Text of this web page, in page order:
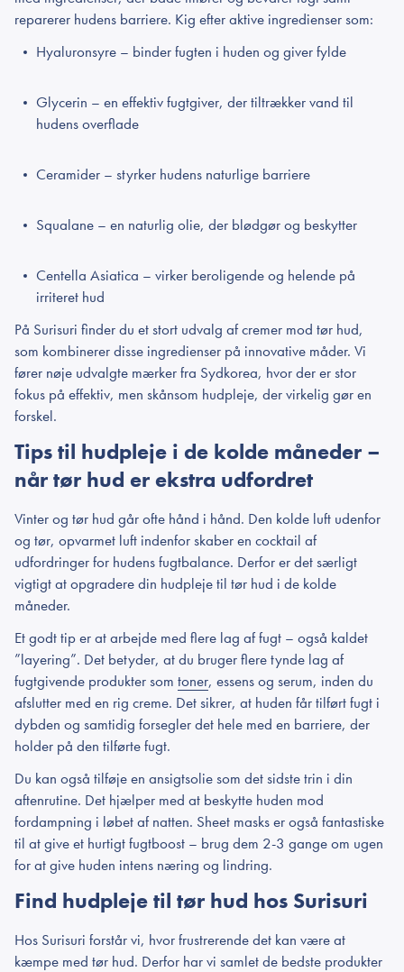
reparerer hudens barriere. Kig efter aktive ingredienser som:
Hyaluronsyre – binder fugten i huden og giver fylde
Glycerin – en effektiv fugtgiver, der tiltrækker vand til
hudens overflade
Ceramider – styrker hudens naturlige barriere
Squalane – en naturlig olie, der blødgør og beskytter
Centella Asiatica – virker beroligende og helende på
irriteret hud
På Surisuri finder du et stort udvalg af cremer mod tør hud,
som kombinerer disse ingredienser på innovative måder. Vi
fører nøje udvalgte mærker fra Sydkorea, hvor der er stor
fokus på effektiv, men skånsom hudpleje, der virkelig gør en
forskel.
Tips til hudpleje i de kolde måneder –
når tør hud er ekstra udfordret
Vinter og tør hud går ofte hånd i hånd. Den kolde luft udenfor
og tør, opvarmet luft indenfor skaber en cocktail af
udfordringer for hudens fugtbalance. Derfor er det særligt
vigtigt at opgradere din hudpleje til tør hud i de kolde
måneder.
Et godt tip er at arbejde med flere lag af fugt – også kaldet
”layering”. Det betyder, at du bruger flere tynde lag af
fugtgivende produkter som toner, essens og serum, inden du
afslutter med en rig creme. Det sikrer, at huden får tilført fugt i
dybden og samtidig forsegler det hele med en barriere, der
holder på den tilførte fugt.
Du kan også tilføje en ansigtsolie som det sidste trin i din
aftenrutine. Det hjælper med at beskytte huden mod
fordampning i løbet af natten. Sheet masks er også fantastiske
til at give et hurtigt fugtboost – brug dem 2-3 gange om ugen
for at give huden intens næring og lindring.
Find hudpleje til tør hud hos Surisuri
Hos Surisuri forstår vi, hvor frustrerende det kan være at
kæmpe med tør hud. Derfor har vi samlet de bedste produkter